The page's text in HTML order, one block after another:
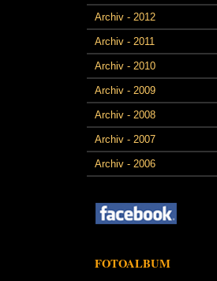
Archiv - 2012
Archiv - 2011
Archiv - 2010
Archiv - 2009
Archiv - 2008
Archiv - 2007
Archiv - 2006
FOTOALBUM